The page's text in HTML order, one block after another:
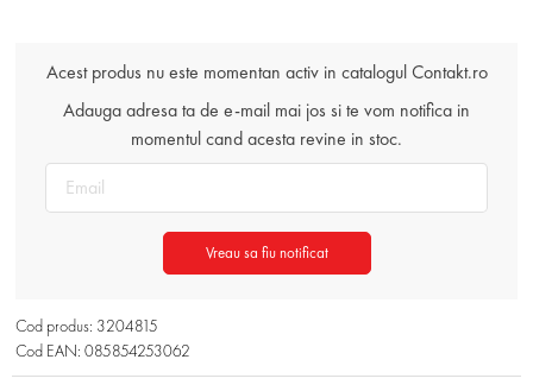
Acest produs nu este momentan activ in catalogul Contakt.ro
Adauga adresa ta de e-mail mai jos si te vom notifica in
momentul cand acesta revine in stoc.
Vreau sa fiu notificat
Cod produs: 3204815
Cod EAN: 085854253062